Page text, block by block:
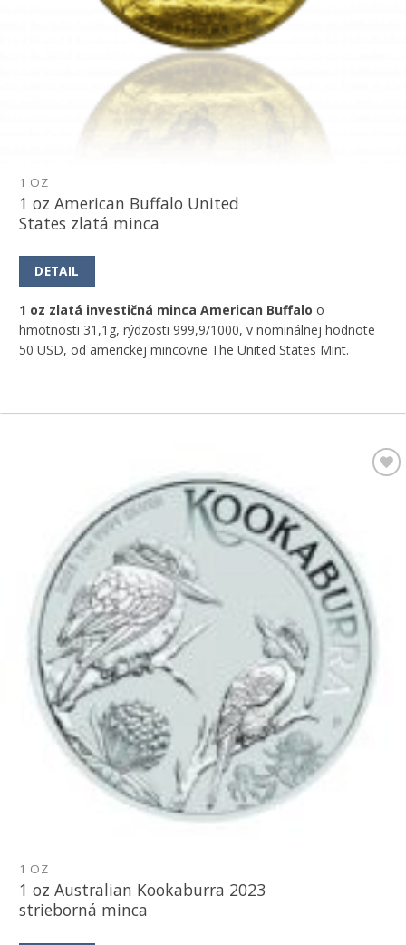
1 OZ
1 oz American Buffalo United
States zlatá minca
DETAIL
1 oz zlatá investičná minca American Buffalo o
hmotnosti 31,1g, rýdzosti 999,9/1000, v nominálnej hodnote
50 USD, od americkej mincovne The United States Mint.
1 OZ
1 oz Australian Kookaburra 2023
strieborná minca